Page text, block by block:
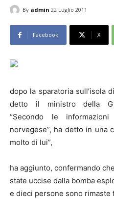
By admin 22 Luglio 2011
Facebook X
dopo la sparatoria sull’isola
detto il ministro della
“Secondo le
norvegese”, ha detto in una
molto di lui”,
ha aggiunto, confermando
state uccise dalla bomba
e dieci persone sono rimaste